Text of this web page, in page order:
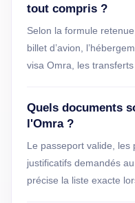
tout compris ?
Selon la formule
billet d’avion,
visa Omra, les transferts
Quels documents
l'Omra ?
Le passeport valide, les
justificatifs demandés
précise la liste exacte